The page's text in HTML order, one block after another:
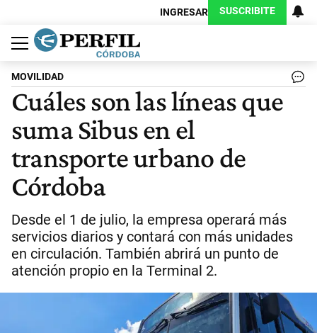
INGRESAR SUSCRIBITE
Política
Economía
Judiciales
Sociedad
Cultura
Espectáculos
Deportes
Protagonistas
MOVILIDAD
Cuáles son las líneas que
suma Sibus en el
transporte urbano de
Córdoba
Desde el 1 de julio, la empresa operará más
servicios diarios y contará con más unidades
en circulación. También abrirá un punto de
atención propio en la Terminal 2.